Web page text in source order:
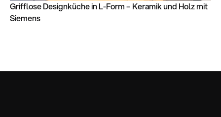
Grifflose Designküche in L-Form – Keramik und Holz mit
Siemens